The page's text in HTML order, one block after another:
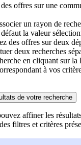
offres sur une
un rayon de
la valeur
des offres sur deux
deux recherches
en cliquant sur la
à vos
de votre recherche
affiner les
filtres et critères